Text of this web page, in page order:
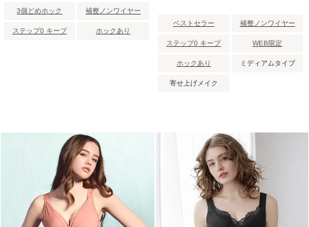
3個どめホック 補整ノンワイヤー
ステップ0 キープ ホックあり
ベストセラー 補整ノンワイヤー
ステップ0 キープ WEB限定
ホックあり ミディアムタイプ
寄せ上げメイク